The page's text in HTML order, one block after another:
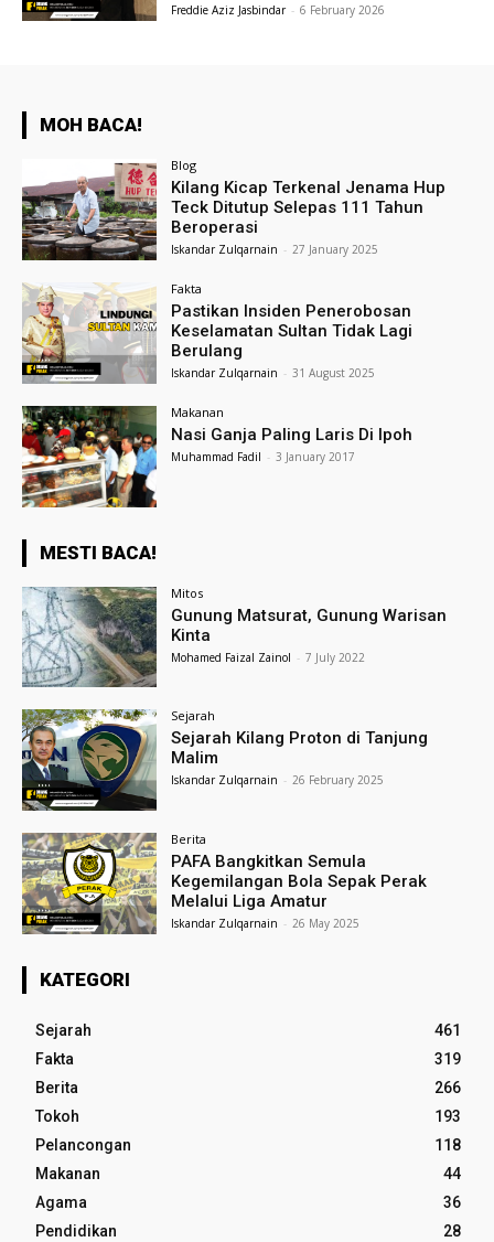
Freddie Aziz Jasbindar - 6 February 2026
MOH BACA!
Blog
Kilang Kicap Terkenal Jenama Hup
Teck Ditutup Selepas 111 Tahun
Beroperasi
Iskandar Zulqarnain - 27 January 2025
Fakta
Pastikan Insiden Penerobosan
Keselamatan Sultan Tidak Lagi
Berulang
Iskandar Zulqarnain - 31 August 2025
Makanan
Nasi Ganja Paling Laris Di Ipoh
Muhammad Fadil - 3 January 2017
MESTI BACA!
Mitos
Gunung Matsurat, Gunung Warisan
Kinta
Mohamed Faizal Zainol - 7 July 2022
Sejarah
Sejarah Kilang Proton di Tanjung
Malim
Iskandar Zulqarnain - 26 February 2025
Berita
PAFA Bangkitkan Semula
Kegemilangan Bola Sepak Perak
Melalui Liga Amatur
Iskandar Zulqarnain - 26 May 2025
KATEGORI
Sejarah
461
Fakta
319
Berita
266
Tokoh
193
Pelancongan
118
Makanan
44
Agama
36
Pendidikan
28